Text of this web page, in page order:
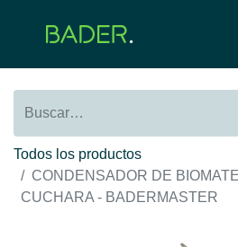
Todos los productos
CONDENSADOR DE
CUCHARA - BADERMASTER